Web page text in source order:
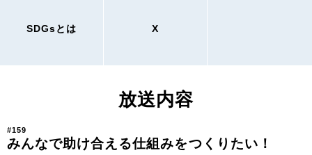
SDGsとは X
放送内容
#159
みんなで助け合える仕組みをつくりたい！